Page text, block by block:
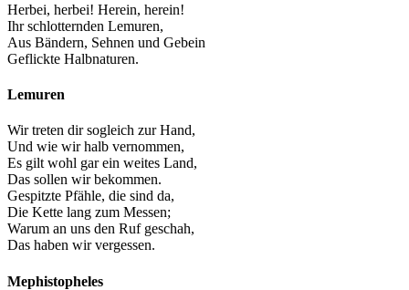
Herbei, herbei! Herein, herein!
Ihr schlotternden Lemuren,
Aus Bändern, Sehnen und Gebein
Geflickte Halbnaturen.
Lemuren
Wir treten dir sogleich zur Hand,
Und wie wir halb vernommen,
Es gilt wohl gar ein weites Land,
Das sollen wir bekommen.
Gespitzte Pfähle, die sind da,
Die Kette lang zum Messen;
Warum an uns den Ruf geschah,
Das haben wir vergessen.
Mephistopheles